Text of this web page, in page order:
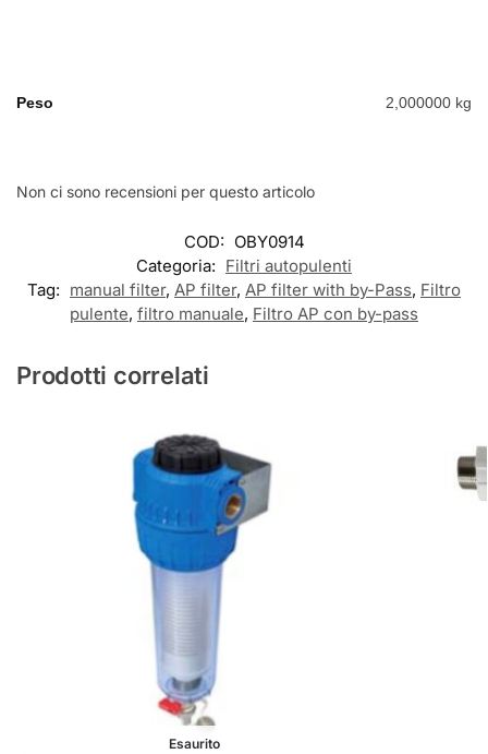
Peso 2,000000 kg
Non ci sono recensioni per questo articolo
COD: OBY0914
Categoria: Filtri autopulenti
Tag: manual filter, AP filter, AP filter with by-Pass, Filtro
pulente, filtro manuale, Filtro AP con by-pass
Prodotti correlati
Esaurito